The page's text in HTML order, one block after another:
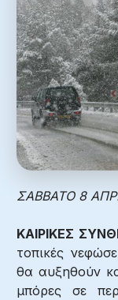
ΣΑΒΒΑΤΟ 8
ΚΑΙΡΙΚΕΣ
τοπικές
θα αυξηθούν
μπόρες σε